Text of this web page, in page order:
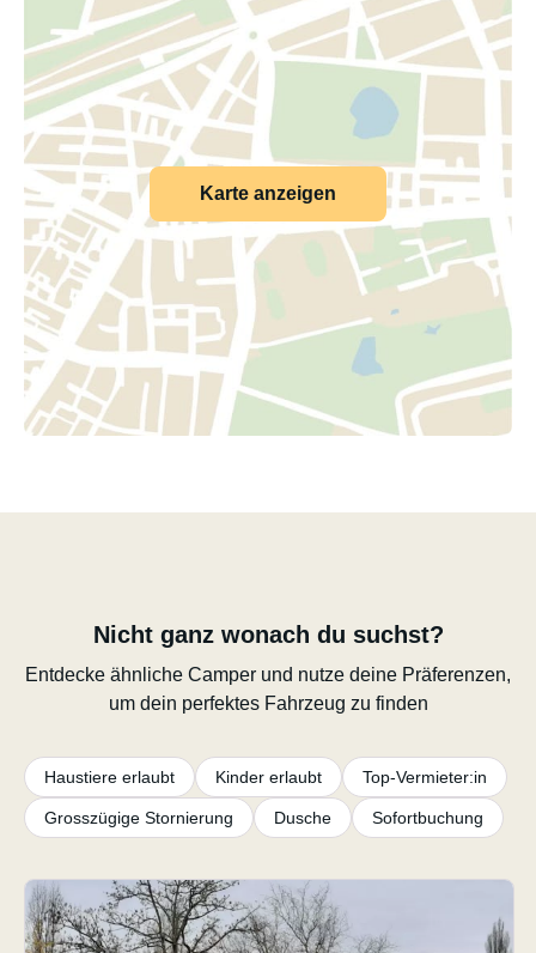
Karte anzeigen
Nicht ganz wonach du suchst?
Entdecke ähnliche Camper und nutze deine Präferenzen,
um dein perfektes Fahrzeug zu finden
Haustiere erlaubt Kinder erlaubt Top-Vermieter:in
Grosszügige Stornierung Dusche Sofortbuchung